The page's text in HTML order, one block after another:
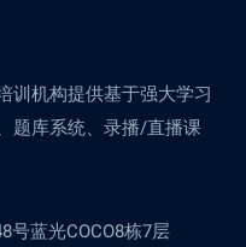
训机构提供基于强大学习
题库系统、录播/直播课
号蓝光COCO8栋7层